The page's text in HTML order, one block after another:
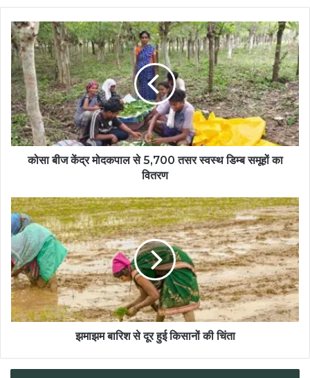
कोसा बीज केंद्र मोदकपाल से 5,700 तसर स्वस्थ डिम्ब समूहों का
वितरण
झमाझम बारिश से दूर हुई किसानों की चिंता